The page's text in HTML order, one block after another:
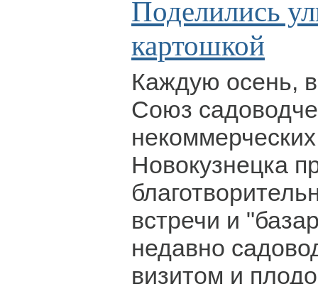
Поделились
картошкой
Каждую осень,
Союз
Новокузнецка
встречи и
недавно
визитом и